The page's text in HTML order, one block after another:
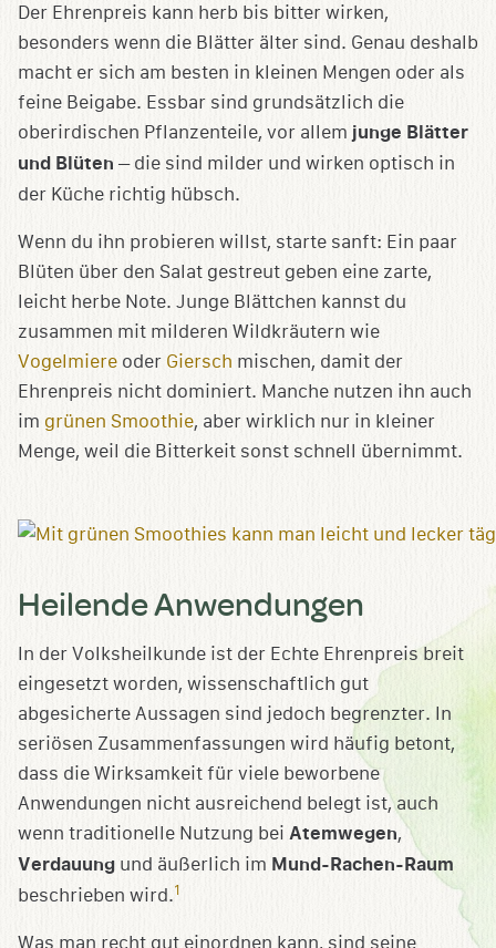
Der Ehrenpreis kann herb bis bitter wirken,
besonders wenn die Blätter älter sind. Genau deshalb
macht er sich am besten in kleinen Mengen oder als
feine Beigabe. Essbar sind grundsätzlich die
oberirdischen Pflanzenteile, vor allem junge Blätter
und Blüten – die sind milder und wirken optisch in
der Küche richtig hübsch.
Wenn du ihn probieren willst, starte sanft: Ein paar
Blüten über den Salat gestreut geben eine zarte,
leicht herbe Note. Junge Blättchen kannst du
zusammen mit milderen Wildkräutern wie
Vogelmiere oder Giersch mischen, damit der
Ehrenpreis nicht dominiert. Manche nutzen ihn auch
im grünen Smoothie, aber wirklich nur in kleiner
Menge, weil die Bitterkeit sonst schnell übernimmt.
Heilende Anwendungen
In der Volksheilkunde ist der Echte Ehrenpreis breit
eingesetzt worden, wissenschaftlich gut
abgesicherte Aussagen sind jedoch begrenzter. In
seriösen Zusammenfassungen wird häufig betont,
dass die Wirksamkeit für viele beworbene
Anwendungen nicht ausreichend belegt ist, auch
wenn traditionelle Nutzung bei Atemwegen,
Verdauung und äußerlich im Mund-Rachen-Raum
beschrieben wird.1
Was man recht gut einordnen kann, sind seine